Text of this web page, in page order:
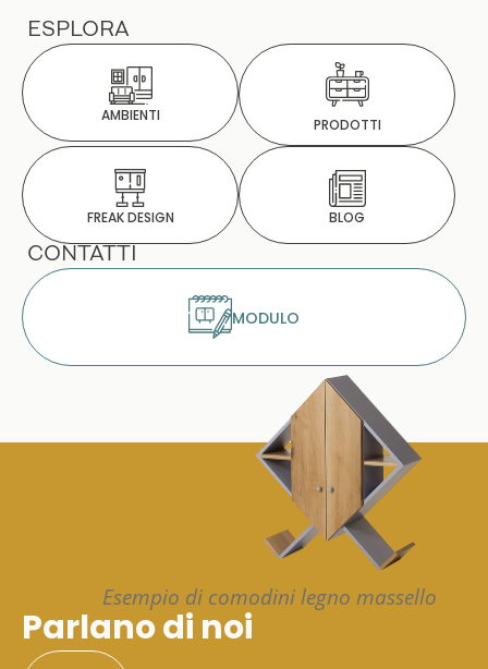
ESPLORA
AMBIENTI
PRODOTTI
FREAK DESIGN BLOG
CONTATTI
MODULO
Esempio di comodini legno massello
Parlano di noi